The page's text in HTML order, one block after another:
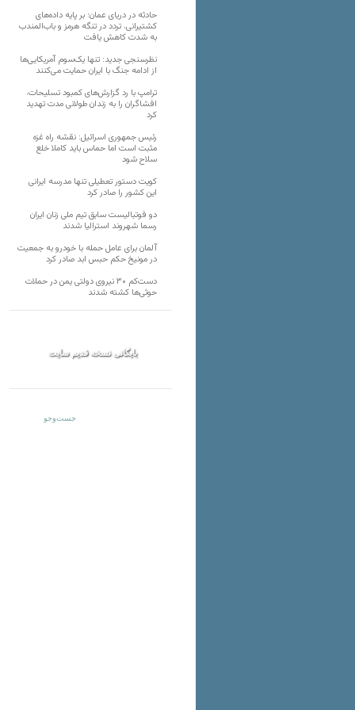
حادثه در دریای عمان؛ بر پایه داده‌های
کشتیرانی، تردد در تنگه هرمز و باب‌المندب
به شدت کاهش یافت
نظرسنجی جدید: تنها یک‌سوم آمریکایی‌ها
از ادامه جنگ با ایران حمایت می‌کنند
ترامپ با رد گزارش‌های کمبود تسلیحات،
افشاگران را به زندان طولانی مدت تهدید
کرد
رئیس‌ جمهوری اسرائیل: نقشه راه غزه
مثبت است اما حماس باید کاملا خلع
سلاح شود
کویت دستور تعطیلی تنها مدرسه ایرانی
این کشور را صادر کرد
دو فوتبالیست سابق تیم ملی زنان ایران
رسما شهروند استرالیا شدند
آلمان برای عامل حمله با خودرو به جمعیت
در مونیخ حکم حبس ابد صادر کرد
دست‌کم ۳۰ نیروی دولتی یمن در حملات
حوثی‌ها کشته شدند
بایگانی نسخه قدیم سایت